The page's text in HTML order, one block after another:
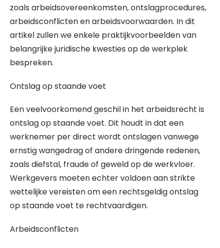
zoals arbeidsovereenkomsten, ontslagprocedures,
arbeidsconflicten en arbeidsvoorwaarden. In dit
artikel zullen we enkele praktijkvoorbeelden van
belangrijke juridische kwesties op de werkplek
bespreken.
Ontslag op staande voet
Een veelvoorkomend geschil in het arbeidsrecht is
ontslag op staande voet. Dit houdt in dat een
werknemer per direct wordt ontslagen vanwege
ernstig wangedrag of andere dringende redenen,
zoals diefstal, fraude of geweld op de werkvloer.
Werkgevers moeten echter voldoen aan strikte
wettelijke vereisten om een rechtsgeldig ontslag
op staande voet te rechtvaardigen.
Arbeidsconflicten